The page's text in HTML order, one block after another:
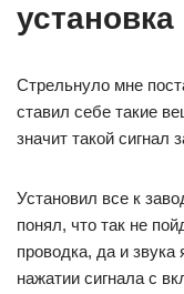
Стрельнуло мне
ставил себе такие
значит такой сигнал
Установил все к
понял, что так не
проводка, да и
нажатии сигнала с